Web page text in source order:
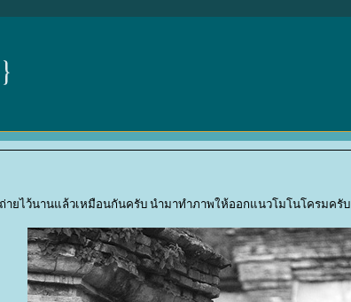
ายไว้นานแล้วเหมือนกันครับ นำมาทำภาพให้ออกแนวโมโนโครมครับ